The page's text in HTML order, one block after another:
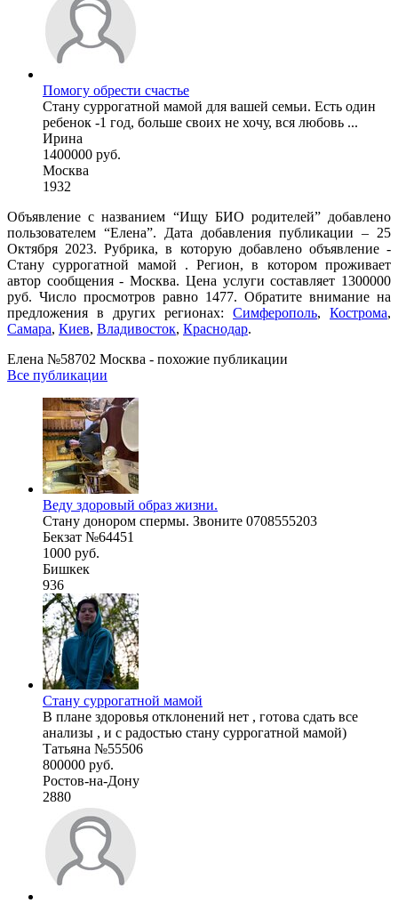
Помогу обрести счастье
Стану суррогатной мамой для вашей семьи. Есть один
ребенок -1 год, больше своих не хочу, вся любовь ...
Ирина
1400000 руб.
Москва
1932
Объявление с названием “Ищу БИО родителей” добавлено
пользователем “Елена”. Дата добавления публикации – 25
Октября 2023. Рубрика, в которую добавлено объявление -
Cтану суррогатной мамой . Регион, в котором проживает
автор сообщения - Москва. Цена услуги составляет 1300000
руб. Число просмотров равно 1477. Обратите внимание на
предложения в других регионах: Симферополь, Кострома,
Самара, Киев, Владивосток, Краснодар.
Елена №58702 Москва - похожие публикации
Все публикации
Веду здоровый образ жизни.
Стану донором спермы. Звоните 0708555203
Бекзат №64451
1000 руб.
Бишкек
936
Стану суррогатной мамой
В плане здоровья отклонений нет , готова сдать все
анализы , и с радостью стану суррогатной мамой)
Татьяна №55506
800000 руб.
Ростов-на-Дону
2880